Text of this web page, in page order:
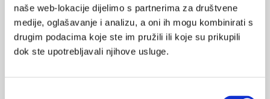
naše web-lokacije dijelimo s partnerima za društvene
medije, oglašavanje i analizu, a oni ih mogu kombinirati s
drugim podacima koje ste im pružili ili koje su prikupili
dok ste upotrebljavali njihove usluge.